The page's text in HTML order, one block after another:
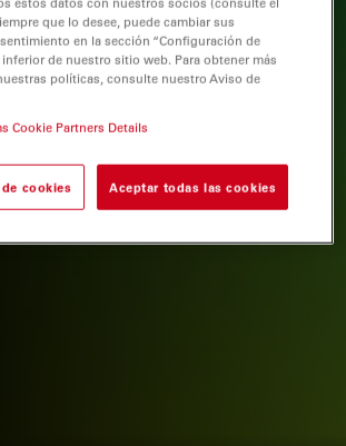
que lo desee, puede cambiar sus
en la sección “Configuración de
inferior de nuestro sitio web. Para obtener más
políticas, consulte nuestro Aviso de
Cookie Partners Details
cookies Aceptar todas las cookies